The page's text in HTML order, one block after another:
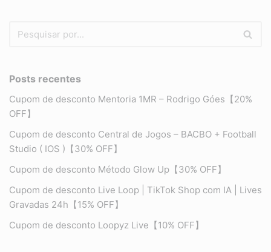
Posts recentes
Cupom de desconto Mentoria 1MR – Rodrigo Góes【20%
OFF】
Cupom de desconto Central de Jogos – BACBO + Football
Studio ( IOS )【30% OFF】
Cupom de desconto Método Glow Up【30% OFF】
Cupom de desconto Live Loop | TikTok Shop com IA | Lives
Gravadas 24h【15% OFF】
Cupom de desconto Loopyz Live【10% OFF】